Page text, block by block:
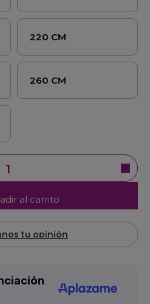
220 CM
260 CM
al carrito
tu opinión